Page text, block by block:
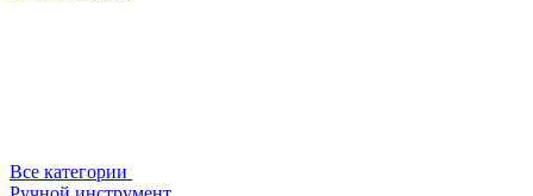
Все категории